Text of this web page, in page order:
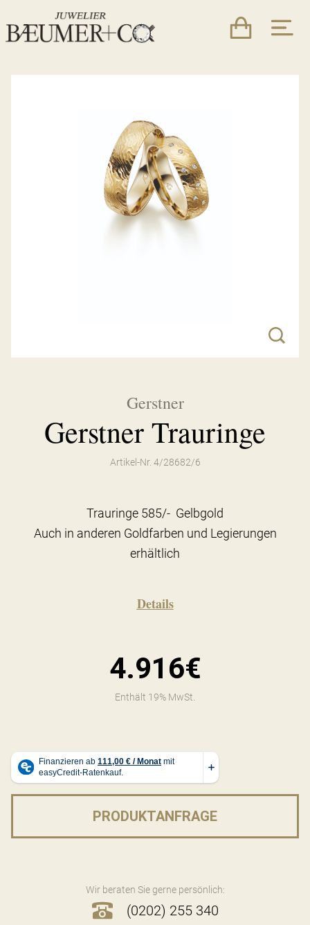
Gerstner
Gerstner Trauringe
Artikel-Nr. 4/28682/6
Trauringe 585/- Gelbgold
Auch in anderen Goldfarben und Legierungen
erhältlich
Details
4.916€
Enthält 19% MwSt.
PRODUKTANFRAGE
Wir beraten Sie gerne persönlich:
(0202) 255 340